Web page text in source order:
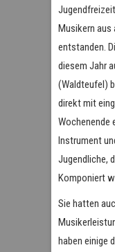
Musikern aus
entstanden.
diesem Jahr
(Waldteufel)
direkt mit
Wochenende
Instrument
Jugendliche,
Komponiert
Sie hatten
haben einige